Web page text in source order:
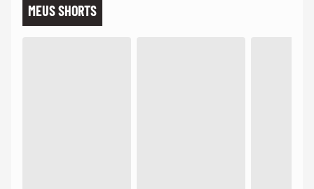
MEUS SHORTS